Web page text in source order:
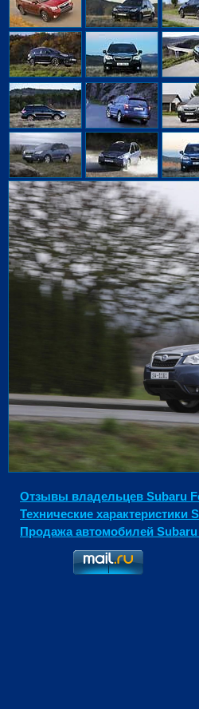
Отзывы владельцев Subaru
Технические характеристики
Продажа автомобилей